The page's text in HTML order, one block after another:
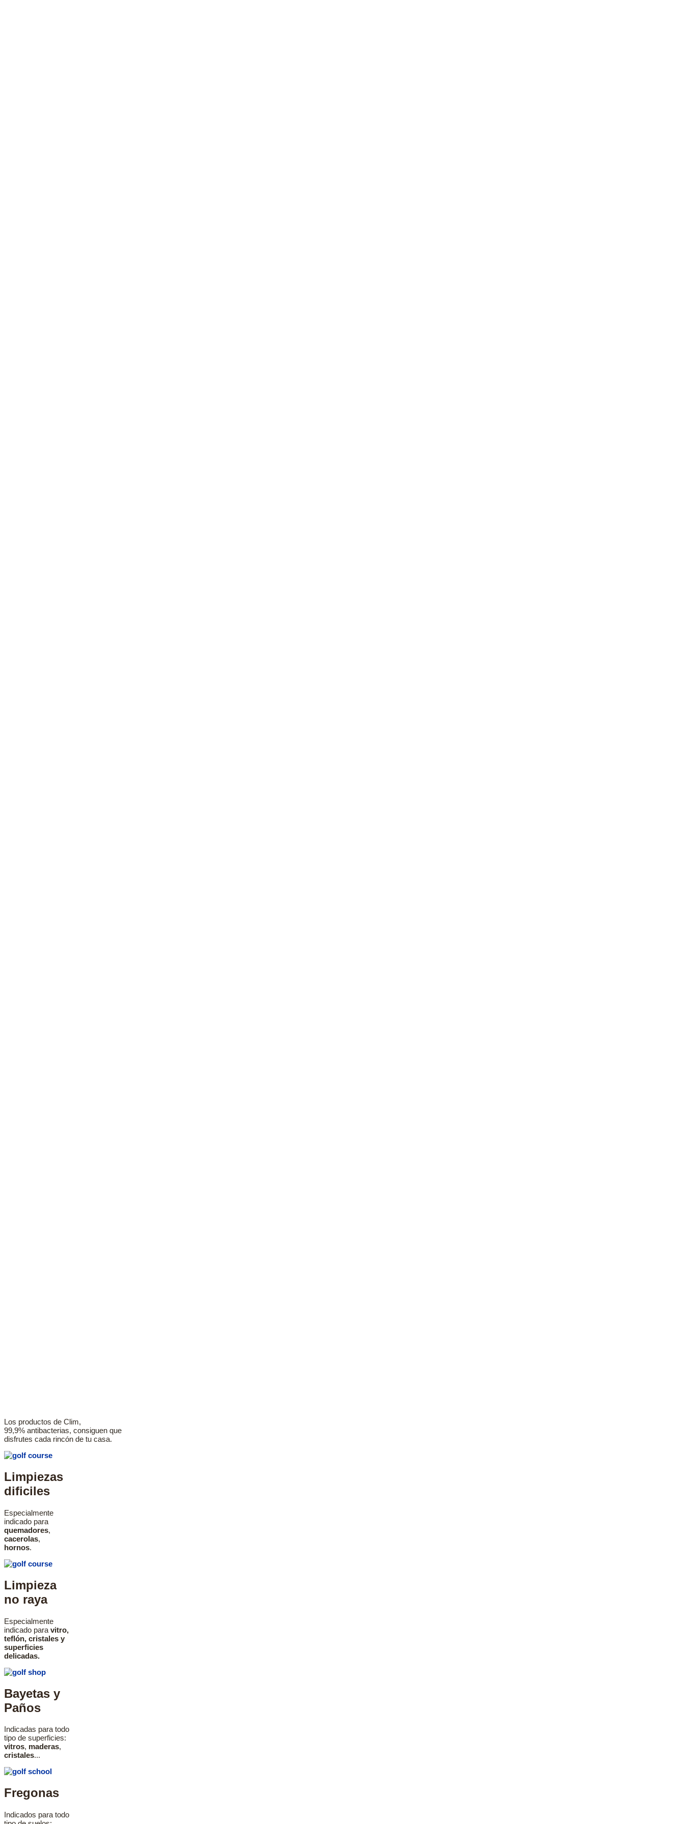
Los productos de Clim,
99,9% antibacterias, consiguen que
disfrutes cada rincón de tu casa.
Limpiezas
dificiles
Especialmente
indicado para
quemadores,
cacerolas,
hornos.
Limpieza
no raya
Especialmente
indicado para vitro,
teflón, cristales y
superficies
delicadas.
Bayetas y
Paños
Indicadas para todo
tipo de superficies:
vitros, maderas,
cristales...
Fregonas
Indicados para todo